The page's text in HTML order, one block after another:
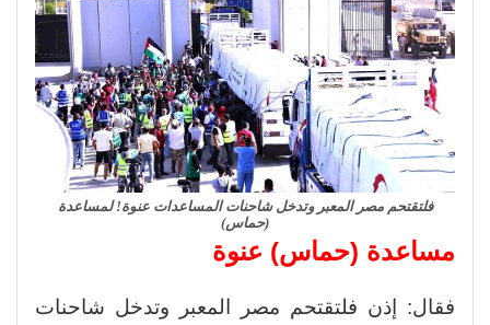
فلتقتحم مصر المعبر وتدخل شاحنات المساعدات عنوة! لمساعدة
(حماس)
مساعدة (حماس) عنوة
فقال: إذن فلتقتحم مصر المعبر وتدخل شاحنات